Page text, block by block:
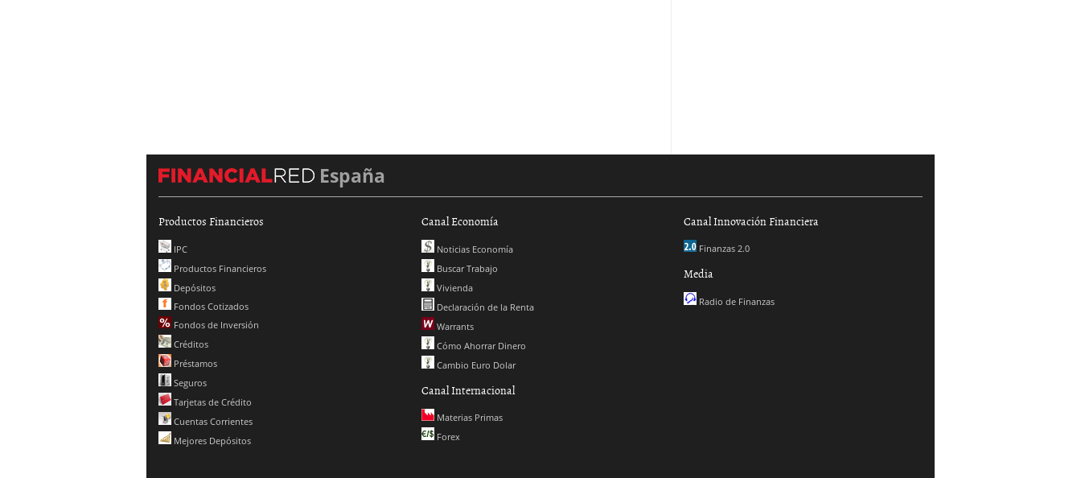
España
Productos Financieros
IPC
Productos Financieros
Depósitos
Fondos Cotizados
Fondos de Inversión
Créditos
Préstamos
Seguros
Tarjetas de Crédito
Cuentas Corrientes
Mejores Depósitos
Canal Economía
Noticias Economía
Buscar Trabajo
Vivienda
Declaración de la Renta
Warrants
Cómo Ahorrar Dinero
Cambio Euro Dolar
Canal Internacional
Materias Primas
Forex
Canal Innovación Financiera
Finanzas 2.0
Media
Radio de Finanzas